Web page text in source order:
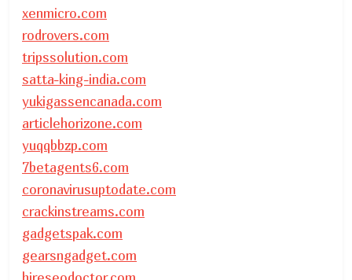
xenmicro.com
rodrovers.com
tripssolution.com
satta-king-india.com
yukigassencanada.com
articlehorizone.com
yuqqbbzp.com
7betagents6.com
coronavirusuptodate.com
crackinstreams.com
gadgetspak.com
gearsngadget.com